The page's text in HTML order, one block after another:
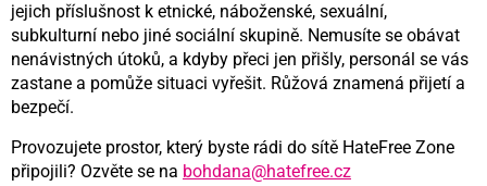
jejich příslušnost k etnické, náboženské, sexuální,
subkulturní nebo jiné sociální skupině. Nemusíte se obávat
nenávistných útoků, a kdyby přeci jen přišly, personál se vás
zastane a pomůže situaci vyřešit. Růžová znamená přijetí a
bezpečí.
Provozujete prostor, který byste rádi do sítě HateFree Zone
připojili? Ozvěte se na bohdana@hatefree.cz